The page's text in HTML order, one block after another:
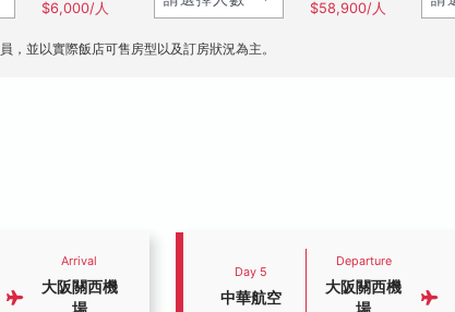
$6,000/人 $58,900/人
，並以實際飯店可售房型以及訂房狀況為主。
Arrival
大阪關西機
Day 5
中華航空
Departure
大阪關西機